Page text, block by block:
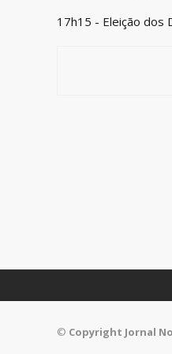
17h15 - Eleição dos
© Copyright Jornal